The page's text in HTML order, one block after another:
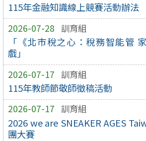
115年金融知識線上競賽活動辦法
2026-07-28 訓育組
「《北市稅之心：稅務智能管
戲」
2026-07-17 訓育組
115年教師節敬師徵稿活動
2026-07-17 訓育組
2026 we are SNEAKER AGES
團大賽